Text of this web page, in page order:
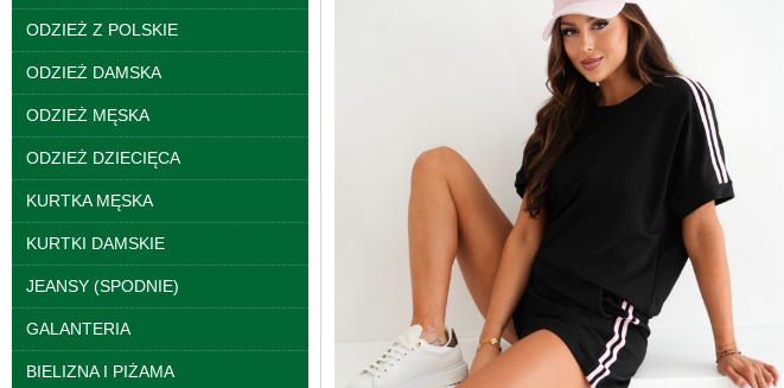
ODZIEŻ Z POLSKIE
ODZIEŻ DAMSKA
ODZIEŻ MĘSKA
ODZIEŻ DZIECIĘCA
KURTKA MĘSKA
KURTKI DAMSKIE
JEANSY (SPODNIE)
GALANTERIA
BIELIZNA I PIŻAMA
Kurtki damskie
skórzana Roz S-XL, 1